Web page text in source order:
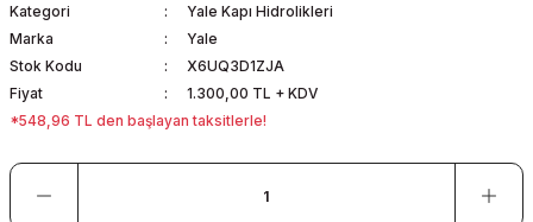
Kategori
Yale Kapı Hidrolikleri
Marka
Yale
Stok Kodu
X6UQ3D1ZJA
Fiyat
1.300,00 TL + KDV
*548,96 TL den başlayan taksitlerle!